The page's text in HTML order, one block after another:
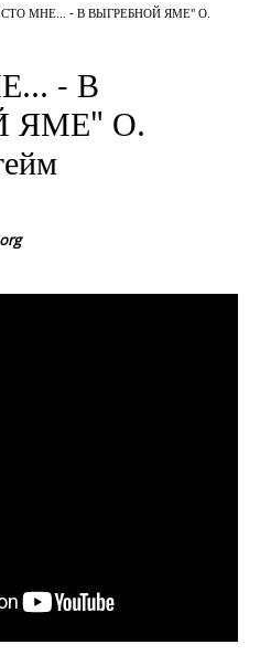
МНЕ... - В ВЫГРЕБНОЙ ЯМЕ" О.
- В
ЯМЕ" О.